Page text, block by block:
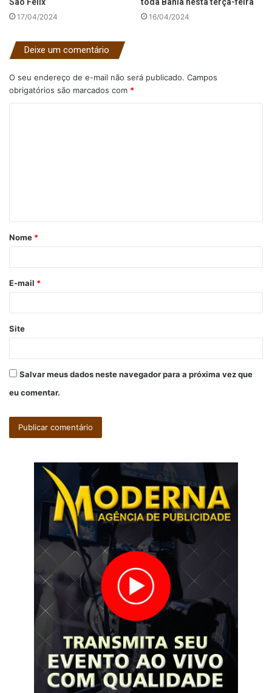
17/04/2024 16/04/2024
Deixe um comentário
O seu endereço de e-mail não será publicado. Campos
obrigatórios são marcados com *
á
r
*
Nome *
E-mail *
Site
Salvar meus dados neste navegador para a próxima vez que
eu comentar.